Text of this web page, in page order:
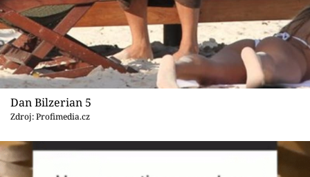
Dan Bilzerian 5
Zdroj: Profimedia.cz